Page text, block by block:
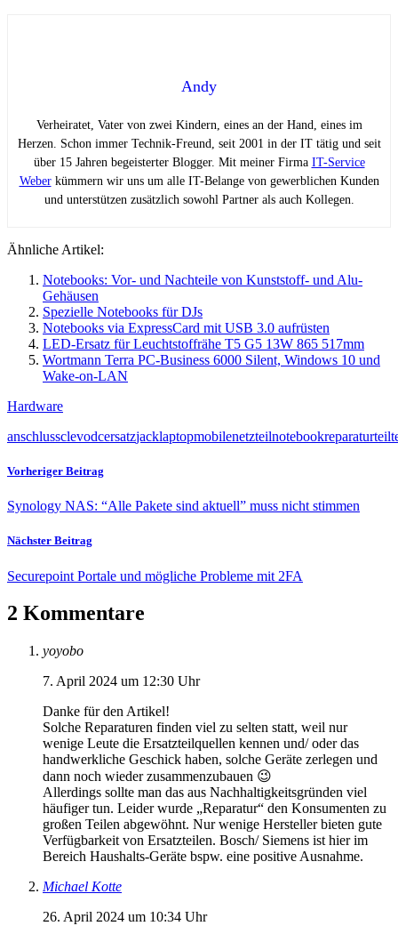
Andy
Verheiratet, Vater von zwei Kindern, eines an der Hand, eines im
Herzen. Schon immer Technik-Freund, seit 2001 in der IT tätig und seit
über 15 Jahren begeisterter Blogger. Mit meiner Firma IT-Service
Weberkümmern wir uns um alle IT-Belange von gewerblichen Kunden
und unterstützen zusätzlich sowohl Partner als auch Kollegen.
Ähnliche Artikel:
Notebooks: Vor- und Nachteile von Kunststoff- und Alu-
Gehäusen
Spezielle Notebooks für DJs
Notebooks via ExpressCard mit USB 3.0 aufrüsten
LED-Ersatz für Leuchtstoffrähe T5 G5 13W 865 517mm
Wortmann Terra PC-Business 6000 Silent, Windows 10 und
Wake-on-LAN
Hardware
anschlussclevodcersatzjacklaptopmobilenetzteilnotebookreparaturteil
Vorheriger Beitrag
Synology NAS: “Alle Pakete sind aktuell” muss nicht stimmen
Nächster Beitrag
Securepoint Portale und mögliche Probleme mit 2FA
2 Kommentare
yoyobo
7. April 2024 um 12:30 Uhr
Danke für den Artikel!
Solche Reparaturen finden viel zu selten statt, weil nur
wenige Leute die Ersatzteilquellen kennen und/ oder das
handwerkliche Geschick haben, solche Geräte zerlegen und
dann noch wieder zusammenzubauen 😉
Allerdings sollte man das aus Nachhaltigkeitsgründen viel
häufiger tun. Leider wurde „Reparatur“ den Konsumenten zu
großen Teilen abgewöhnt. Nur wenige Hersteller bieten gute
Verfügbarkeit von Ersatzteilen. Bosch/ Siemens ist hier im
Bereich Haushalts-Geräte bspw. eine positive Ausnahme.
Michael Kotte
26. April 2024 um 10:34 Uhr